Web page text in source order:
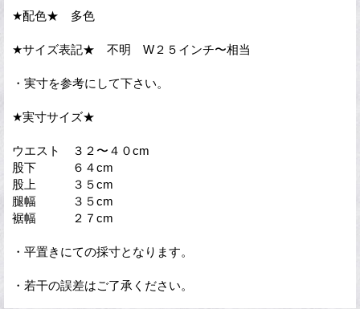
★配色★ 多色
★サイズ表記★ 不明 W２５インチ〜相当
・実寸を参考にして下さい。
★実寸サイズ★
ウエスト ３２〜４０cm
股下 ６４cm
股上 ３５cm
腿幅 ３５cm
裾幅 ２７cm
・平置きにての採寸となります。
・若干の誤差はご了承ください。